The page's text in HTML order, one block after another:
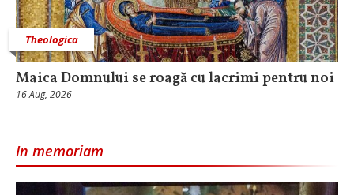
Theologica
Maica Domnului se roagă cu lacrimi pentru noi
16 Aug, 2026
In memoriam